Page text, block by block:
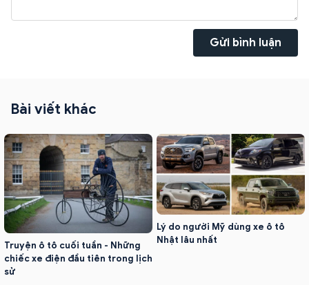
Gửi bình luận
Bài viết khác
Truyện ô tô cuối tuần - Những
chiếc xe điện đầu tiên trong lịch
sử
Lý do người Mỹ dùng xe ô tô
Nhật lâu nhất